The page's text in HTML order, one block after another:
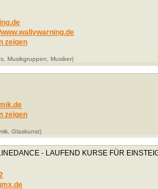
www.wallywarning.de
zeigen
Musikgruppen, Musiker)
zeigen
Glaskunst)
- LAUFEND KURSE FÜR